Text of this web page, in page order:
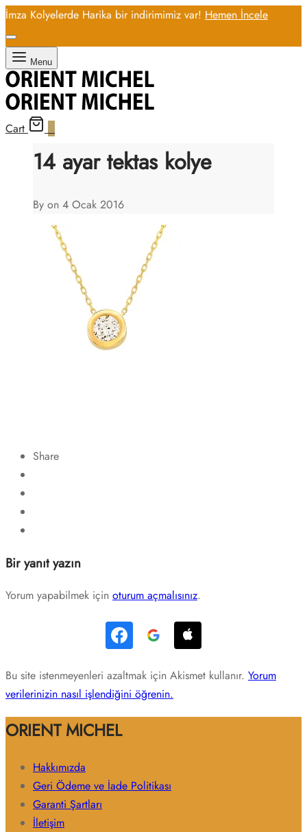
İmza Kolyelerde Harika bir indirimimiz var! Hemen İncele
Menu
Cart
14 ayar tektas kolye
By on 4 Ocak 2016
Share
Bir yanıt yazın
Yorum yapabilmek için oturum açmalısınız.
Bu site istenmeyenleri azaltmak için Akismet kullanır. Yorum
verilerinizin nasıl işlendiğini öğrenin.
ORIENT MICHEL
Hakkımızda
Geri Ödeme ve İade Politikası
Garanti Şartları
İletişim